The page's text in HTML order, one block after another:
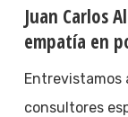
Juan Carlos
empatía en
Entrevistamos
consultores